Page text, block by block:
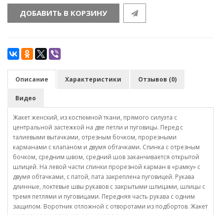
ДОБАВИТЬ В КОРЗИНУ
Описание Характеристики Отзывов (0)
Видео
Жакет женский, из костюмной ткани, прямого силуэта с
центральной застежкой на две петли и пуговицы. Перед с
талиевыми вытачками, отрезным бочком, прорезными
карманами с клапаном и двумя обтачками. Спинка с отрезным
бочком, средним швом, средний шов заканчивается открытой
шлицей. На левой части спинки прорезной карман в «рамку» с
двумя обтачками, с патой, пата закреплена пуговицей. Рукава
длинные, локтевые швы рукавов с закрытыми шлицами, шлицы с
тремя петлями и пуговицами. Передняя часть рукава с одним
защипом. Воротник отложной с отворотами из подбортов. Жакет